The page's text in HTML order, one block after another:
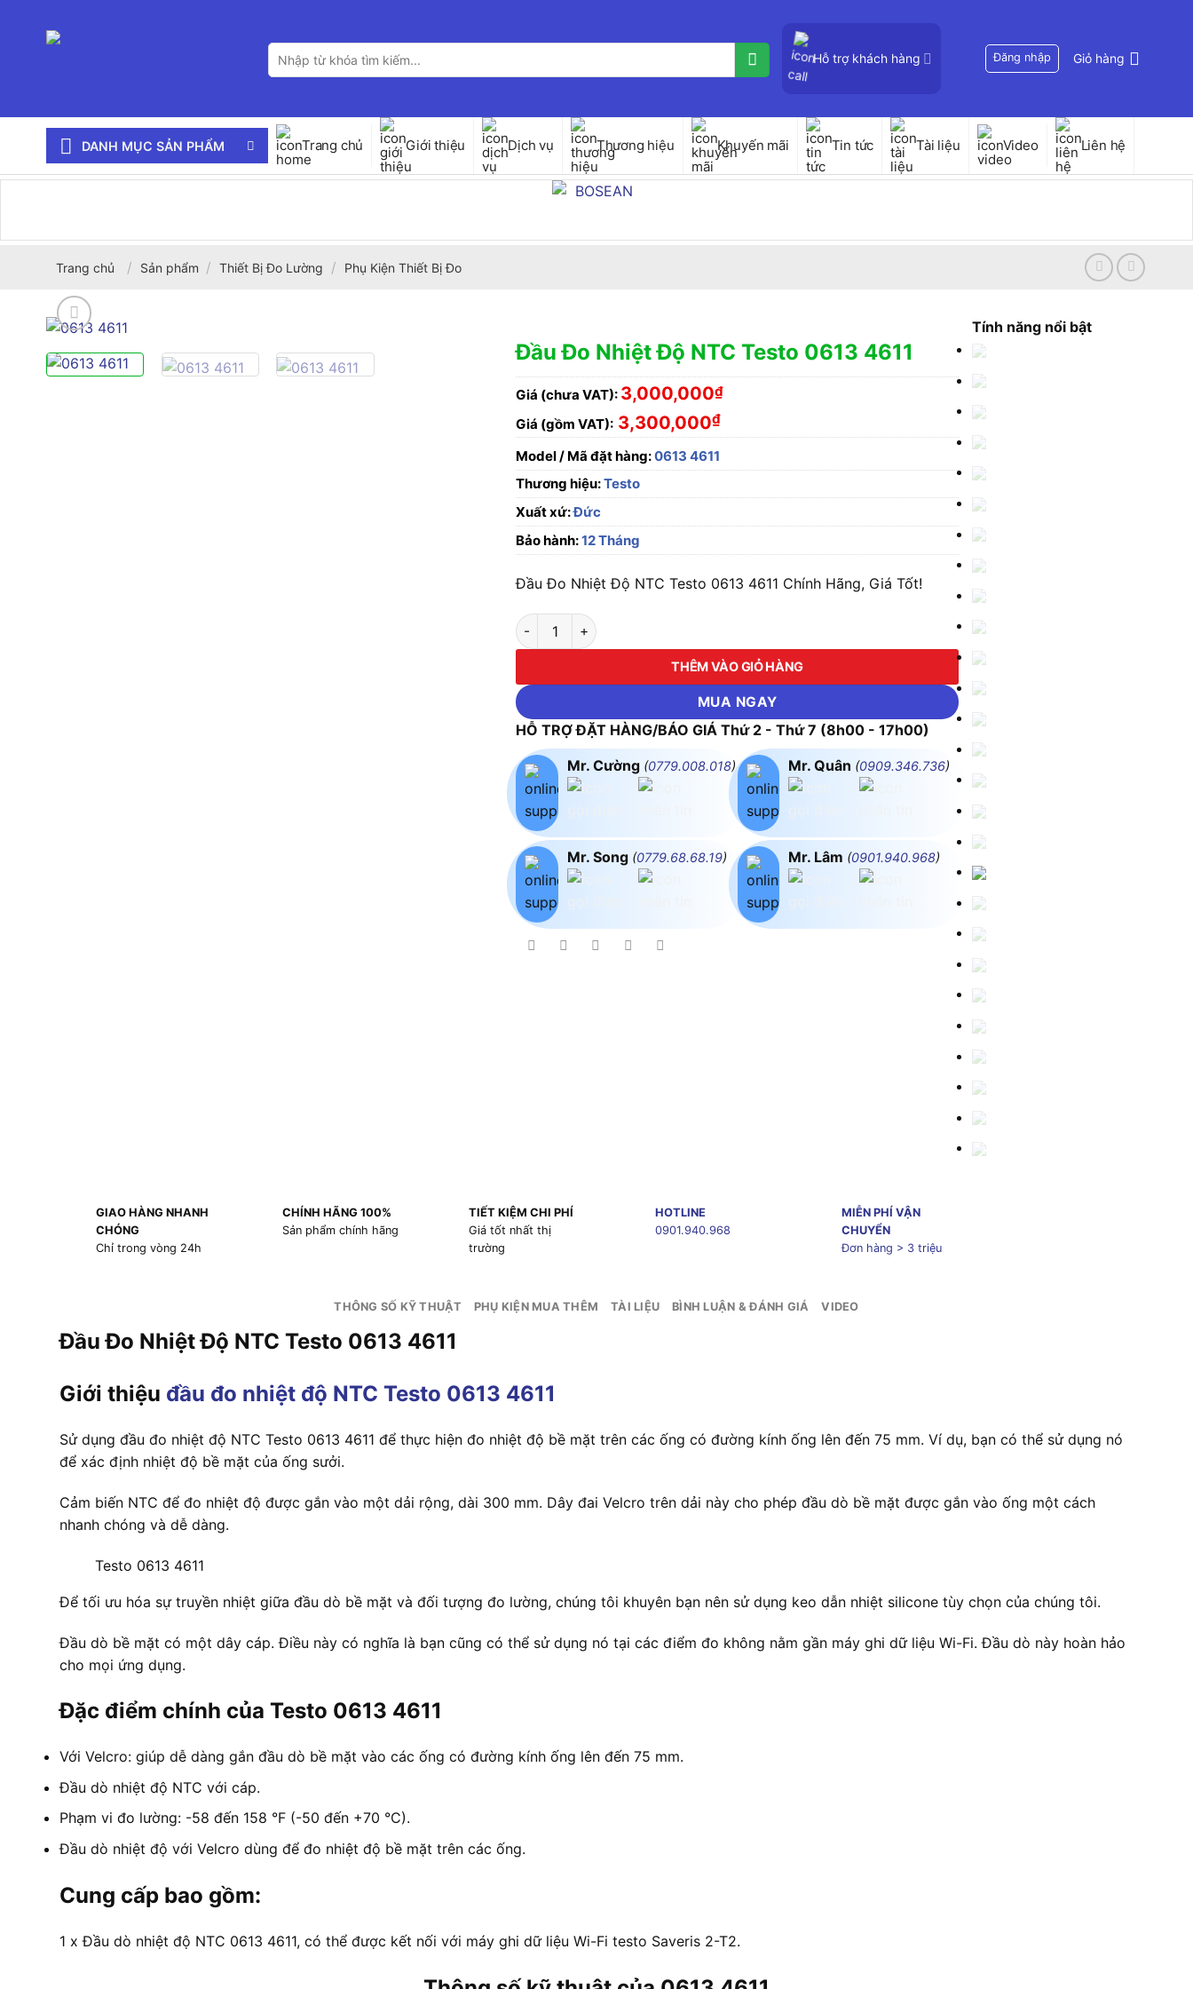
Tìm
kiếm:
Hỗ trợ khách hàng Đăng nhập Giỏ hàng
DANH MỤC SẢN PHẨM Trang chủ Giới thiệu Dịch vụ Thương hiệu Khuyến mãi Tin tức Tài liệu Video Liên hệ
Trang chủ / Sản phẩm / Thiết Bị Đo Lường / Phụ Kiện Thiết Bị Đo
Đầu Đo Nhiệt Độ NTC Testo 0613 4611
Giá (chưa VAT): 3,000,000₫
Giá (gồm VAT): 3,300,000₫
Model / Mã đặt hàng:0613 4611
Thương hiệu:Testo
Xuất xứ:Đức
Bảo hành:12 Tháng
Đầu Đo Nhiệt Độ NTC Testo 0613 4611 Chính Hãng, Giá Tốt!
Đầu Đo Nhiệt Độ NTC Testo 0613 4611 số lượng
THÊM VÀO GIỎ HÀNG
MUA NGAY
HỖ TRỢ ĐẶT HÀNG/BÁO GIÁ Thứ 2 - Thứ 7 (8h00 - 17h00)
Mr. Cường (0779.008.018)
Mr. Song (0779.68.68.19)
Mr. Quân (0909.346.736)
Mr. Lâm (0901.940.968)
Tính năng nổi bật
GIAO HÀNG NHANH
CHÓNG
Chỉ trong vòng 24h
CHÍNH HÃNG 100%
Sản phẩm chính hãng
TIẾT KIỆM CHI PHÍ
Giá tốt nhất thị
trường
HOTLINE
0901.940.968
MIỄN PHÍ VẬN
CHUYỂN
Đơn hàng > 3 triệu
THÔNG SỐ KỸ THUẬT PHỤ KIỆN MUA THÊM TÀI LIỆU BÌNH LUẬN & ĐÁNH GIÁ VIDEO
Đầu Đo Nhiệt Độ NTC Testo 0613 4611
Giới thiệu đầu đo nhiệt độ NTC Testo 0613 4611
Sử dụng đầu đo nhiệt độ NTC Testo 0613 4611 để thực hiện đo nhiệt độ bề mặt trên các ống có đường kính ống lên đến 75 mm. Ví dụ, bạn có thể sử dụng nó
để xác định nhiệt độ bề mặt của ống sưởi.
Cảm biến NTC để đo nhiệt độ được gắn vào một dải rộng, dài 300 mm. Dây đai Velcro trên dải này cho phép đầu dò bề mặt được gắn vào ống một cách
nhanh chóng và dễ dàng.
Testo 0613 4611
Để tối ưu hóa sự truyền nhiệt giữa đầu dò bề mặt và đối tượng đo lường, chúng tôi khuyên bạn nên sử dụng keo dẫn nhiệt silicone tùy chọn của chúng tôi.
Đầu dò bề mặt có một dây cáp. Điều này có nghĩa là bạn cũng có thể sử dụng nó tại các điểm đo không nằm gần máy ghi dữ liệu Wi-Fi. Đầu dò này hoàn hảo
cho mọi ứng dụng.
Đặc điểm chính của Testo 0613 4611
Với Velcro: giúp dễ dàng gắn đầu dò bề mặt vào các ống có đường kính ống lên đến 75 mm.
Đầu dò nhiệt độ NTC với cáp.
Phạm vi đo lường: -58 đến 158 °F (-50 đến +70 °C).
Đầu dò nhiệt độ với Velcro dùng để đo nhiệt độ bề mặt trên các ống.
Cung cấp bao gồm:
1 x Đầu dò nhiệt độ NTC 0613 4611, có thể được kết nối với máy ghi dữ liệu Wi-Fi testo Saveris 2-T2.